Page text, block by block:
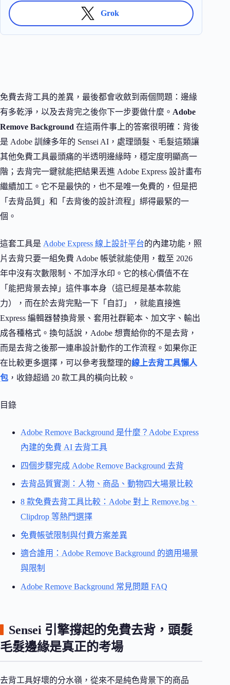
Grok
免費去背工具的差異，最後都會收斂到兩個問題：邊緣
有多乾淨，以及去背完之後你下一步要做什麼。 Adobe
Remove Background 在這兩件事上的答案很明確：背後
是 Adobe 訓練多年的 Sensei AI，處理頭髮、毛髮這類讓
其他免費工具最頭痛的半透明邊緣時，穩定度明顯高一
階；去背完一鍵就能把結果丟進 Adobe Express 設計畫布
繼續加工。它不是最快的，也不是唯一免費的，但是把
「去背品質」和「去背後的設計流程」綁得最緊的一
個。
這套工具是 Adobe Express 線上設計平台的內建功能，照
片去背只要一組免費 Adobe 帳號就能使用，截至 2026
年中沒有次數限制、不加浮水印。它的核心價值不在
「能把背景去掉」這件事本身（這已經是基本款能
力），而在於去背完點一下「自訂」，就能直接進
Express 編輯器替換背景、套用社群範本、加文字、輸出
成各種格式。換句話說，Adobe 想賣給你的不是去背，
而是去背之後那一連串設計動作的工作流程。如果你正
在比較更多選擇，可以參考我整理的線上去背工具懶人
包 ，收錄超過 20 款工具的橫向比較。
目錄
Adobe Remove Background 是什麼？Adobe Express
內建的免費 AI 去背工具
四個步驟完成 Adobe Remove Background 去背
去背品質實測：人物、商品、動物四大場景比較
8 款免費去背工具比較：Adobe 對上 Remove.bg、
Clipdrop 等熱門選擇
免費帳號限制與付費方案差異
適合誰用：Adobe Remove Background 的適用場景
與限制
Adobe Remove Background 常見問題 FAQ
Sensei 引擎撐起的免費去背，頭髮
毛髮邊緣是真正的考場
去背工具好壞的分水嶺，從來不是純色背景下的商品